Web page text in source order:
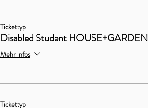
Tickettyp
Disabled Student HOUSE+GARDEN
Mehr Infos
Tickettyp